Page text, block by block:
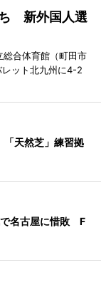
新外国人選
総合体育館（町田市
ット北九州に4-2
天然芝」練習拠
で名古屋に惜敗 F